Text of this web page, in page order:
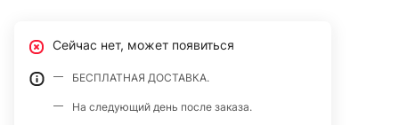
Сейчас нет, может появиться
БЕСПЛАТНАЯ ДОСТАВКА.
На следующий день после заказа.